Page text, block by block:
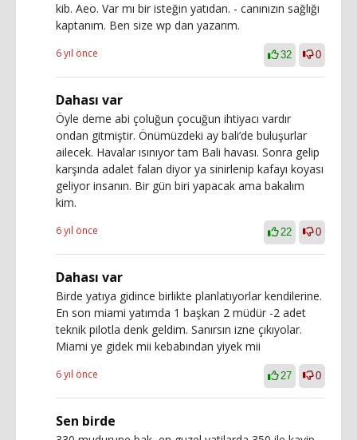
kib. Aeo. Var mı bir isteğin yatıdan. - canınızın sağlığı
kaptanım. Ben size wp dan yazarım.
6 yıl önce 32 0
Dahası var
Öyle deme abi çoluğun çocuğun ihtiyacı vardır
ondan gitmiştir. Önümüzdeki ay bali’de buluşurlar
ailecek. Havalar ısınıyor tam Bali havası. Sonra gelip
karşında adalet falan diyor ya sinirlenip kafayı koyası
geliyor insanın. Bir gün biri yapacak ama bakalım
kim.
6 yıl önce 22 0
Dahası var
Birde yatıya gidince birlikte planlatıyorlar kendilerine.
En son miami yatımda 1 başkan 2 müdür -2 adet
teknik pilotla denk geldim. Sanırsın izne çıkıyolar.
Miami ye gidek mii kebabından yiyek mii
6 yıl önce 27 0
Sen birde